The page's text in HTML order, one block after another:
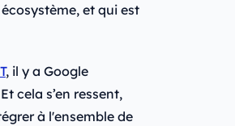
et qui est
, il y a Google
cela s’en ressent,
à l'ensemble de